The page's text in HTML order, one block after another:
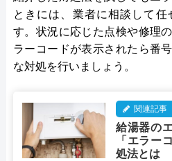
ときには、業者に相談して任
す。状況に応じた点検や修理
ラーコードが表示されたら番
な対処を行いましょう。
関連記事
給湯器の
「エラー
処法とは